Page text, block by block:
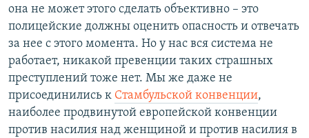
она не может этого сделать объективно – это
полицейские должны оценить опасность и отвечать
за нее с этого момента. Но у нас вся система не
работает, никакой превенции таких страшных
преступлений тоже нет. Мы же даже не
присоединились к Стамбульской конвенции,
наиболее продвинутой европейской конвенции
против насилия над женщиной и против насилия в